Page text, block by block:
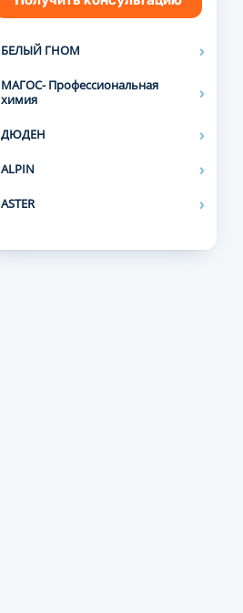
БЕЛЫЙ ГНОМ
МАГОС- Профессиональная
химия
ДЮДЕН
ALPIN
ASTER